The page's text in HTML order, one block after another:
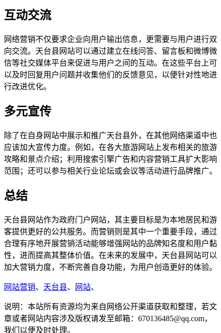
互动交流
网络营销不仅要求企业向用户输出信息，更需要与用户进行双
向交流。天台县网站可以通过建立在线问答、留言板和微博微
信等社交媒体平台来促进与用户之间的互动。在这些平台上可
以及时回复用户问题并收集他们的反馈意见，以便针对性地进
行改进优化。
多元宣传
除了在自身网站中展示和推广天台县外，在其他网络渠道中也
应该加大宣传力度。例如，在各大旅游网站上发布相关的旅游
攻略和景点介绍；利用搜索引擎广告和内容营销工具扩大影响
范围；还可以参与相关行业论坛或会议等活动进行品牌推广。
总结
天台县网站作为政府门户网站，其主要目标是为本地居民和游
客提供更好的公共服务。而营销则是其中一个重要手段，通过
合理有序地开展营销活动能够增强网站的品牌知名度和用户黏
性，进而提高其整体价值。在未来的发展中，天台县网站可以
加大营销力度，不断完善自身功能，为用户创造更好的体验。
网站营销、 天台县、 网站、
说明：本站所有资源均为来自网络公开渠道获取和整理，若文
章或者网站内容涉及版权请发至邮箱：670136485@qq.com，
我们以便及时处理。